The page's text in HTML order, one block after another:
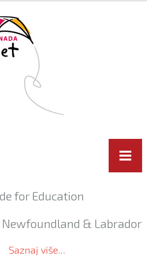
for Education
Newfoundland & Labrador
Saznaj više...